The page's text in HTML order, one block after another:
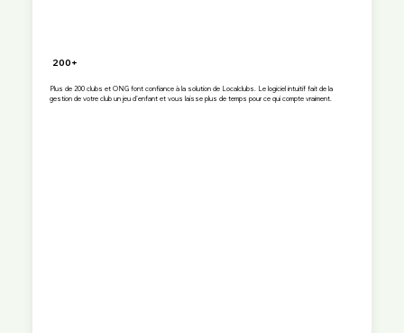
200+
Plus de 200 clubs et ONG font confiance à la solution de Localclubs. Le logiciel intuitif fait de la
gestion de votre club un jeu d'enfant et vous laisse plus de temps pour ce qui compte vraiment.